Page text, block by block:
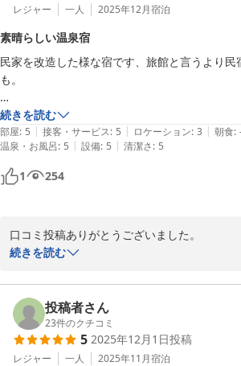
別府明礬温泉 美容・美肌・健康 小宿 －Ｙ
2026-02-13
レジャー 一人 2025年12月宿泊
素晴らしい温泉宿
民家を改造した様な宿です、旅館と言うより
も。
宿の２階に上がる階段と、温泉の建物の階段が
と感じるかもしれません。
温泉と宿のご主人の気遣いが素晴らしい宿です
続きを読む
部屋: 5 | 接客・サービス: 5 | ロケーション: 3 | 朝食:
温泉・お風呂: 5 | 設備: 5 | 清潔さ: 5
1 254
口コミ投稿ありがとうございました。
お気に入り頂いて大変ありがとうございます。
です。
今後の励みにしたいと思います。
是非またのご利用お待ちしております。
別府明礬温泉 美容・美肌・健康 小宿 －Ｙ
続きを読む
投稿者さん
23件のクチコミ
5 2025年12月1日投稿
レジャー 一人 2025年11月宿泊